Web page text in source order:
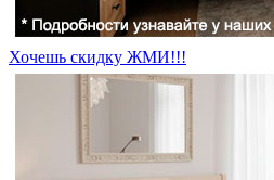
Хочешь скидку ЖМИ!!!